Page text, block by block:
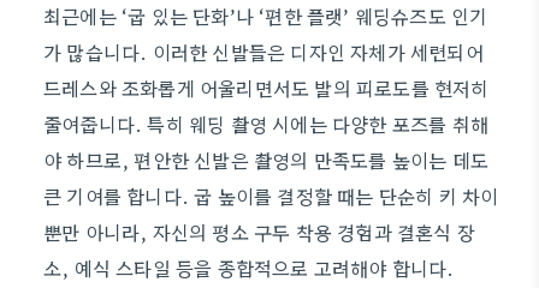
최근에는 ‘굽 있는 단화’나 ‘편한 플랫’ 웨딩슈즈도 인기
가 많습니다. 이러한 신발들은 디자인 자체가 세련되어
드레스와 조화롭게 어울리면서도 발의 피로도를 현저히
줄여줍니다. 특히 웨딩 촬영 시에는 다양한 포즈를 취해
야 하므로, 편안한 신발은 촬영의 만족도를 높이는 데도
큰 기여를 합니다. 굽 높이를 결정할 때는 단순히 키 차이
뿐만 아니라, 자신의 평소 구두 착용 경험과 결혼식 장
소, 예식 스타일 등을 종합적으로 고려해야 합니다.